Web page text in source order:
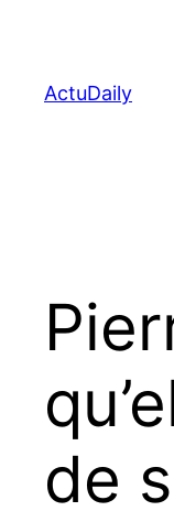
contenu
ActuDaily
de